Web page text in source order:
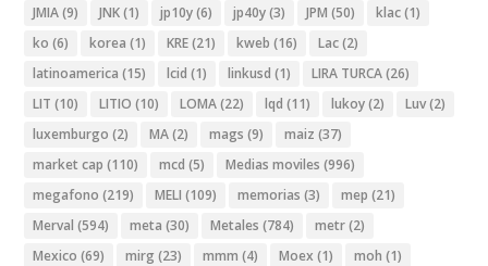
JMIA(9) JNK(1) jp10y(6) jp40y(3) JPM (50) klac(1)
ko (6) korea (1) KRE(21) kweb (16) Lac(2)
latinoamerica (15) lcid (1) linkusd (1) LIRA TURCA(26)
LIT (10) LITIO (10) LOMA(22) lqd (11) lukoy(2) Luv(2)
luxemburgo (2) MA(2) mags (9) maiz (37)
market cap (110) mcd (5) Medias moviles (996)
megafono (219) MELI (109) memorias (3) mep (21)
Merval (594) meta (30) Metales (784) metr(2)
Mexico (69) mirg (23) mmm (4) Moex (1) moh (1)